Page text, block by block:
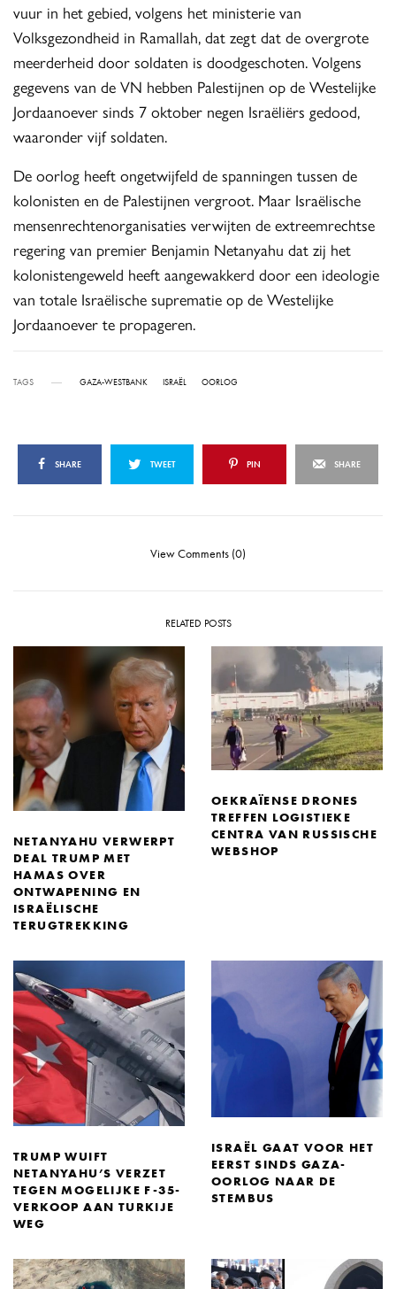
vuur in het gebied, volgens het ministerie van
Volksgezondheid in Ramallah, dat zegt dat de overgrote
meerderheid door soldaten is doodgeschoten. Volgens
gegevens van de VN hebben Palestijnen op de Westelijke
Jordaanoever sinds 7 oktober negen Israëliërs gedood,
waaronder vijf soldaten.
De oorlog heeft ongetwijfeld de spanningen tussen de
kolonisten en de Palestijnen vergroot. Maar Israëlische
mensenrechtenorganisaties verwijten de extreemrechtse
regering van premier Benjamin Netanyahu dat zij het
kolonistengeweld heeft aangewakkerd door een ideologie
van totale Israëlische suprematie op de Westelijke
Jordaanoever te propageren.
TAGS GAZA-WESTBANK ISRAËL OORLOG
SHARE TWEET PIN SHARE
View Comments (0)
RELATED POSTS
NETANYAHU VERWERPT
DEAL TRUMP MET
HAMAS OVER
ONTWAPENING EN
ISRAËLISCHE
TERUGTREKKING
OEKRAÏENSE DRONES
TREFFEN LOGISTIEKE
CENTRA VAN RUSSISCHE
WEBSHOP
TRUMP WUIFT
NETANYAHU’S VERZET
TEGEN MOGELIJKE F-35-
VERKOOP AAN TURKIJE
WEG
ISRAËL GAAT VOOR HET
EERST SINDS GAZA-
OORLOG NAAR DE
STEMBUS